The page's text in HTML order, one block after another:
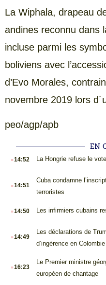
La Wiphala, drapeau
andines reconnu dans
incluse parmi les
boliviens avec
d’Evo Morales,
novembre 2019 lors
peo/agp/apb
EN
.14:52 La Hongrie refuse le
.14:51
Cuba condamne
terroristes
.14:50 Les infirmiers cubains
.14:49
Les déclarations de
d’ingérence en Colombie
.16:23
Le Premier ministre
européen de chantage